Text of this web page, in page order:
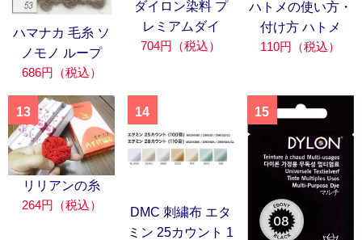
ハマナカ 毛糸 ソ
ノモノ ループ
686円（税込）
ダイロン染料 プ
レミアムダイ
704円（税込）
ハトメの使い方・
付け方 ハトメ
110円（税込）
13
リリアンの糸
264円（税込）
14
DMC 刺繍布 エタ
ミン 25カウント 1
15